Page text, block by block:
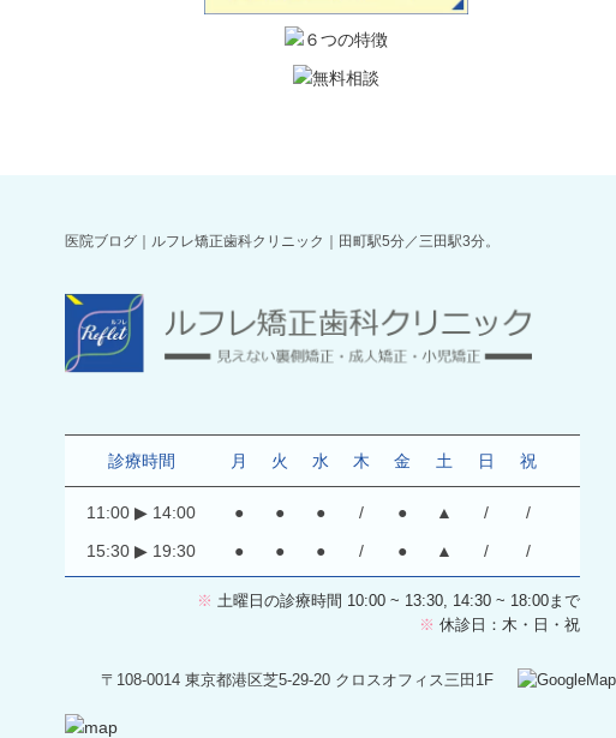
医院ブログ｜ルフレ矯正歯科クリニック｜田町駅5分／三田駅3分。
診療時間 月 火 水 木 金 土 日 祝
11:00▶ 14:00 ● ● ● / ● ▲ /
/
15:30▶ 19:30 ● ● ● / ● ▲ / /
※ 土曜日の診療時間 10:00 ~ 13:30, 14:30 ~ 18:00まで
※ 休診日：木・日・祝
〒108-0014 東京都港区芝5-29-20 クロスオフィス三田1F